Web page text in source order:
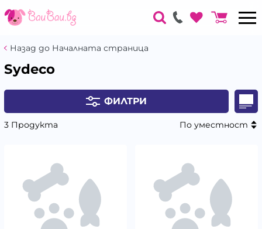
Назад до Началната страница
Sydeco
ФИЛТРИ
3 Продукта По уместност